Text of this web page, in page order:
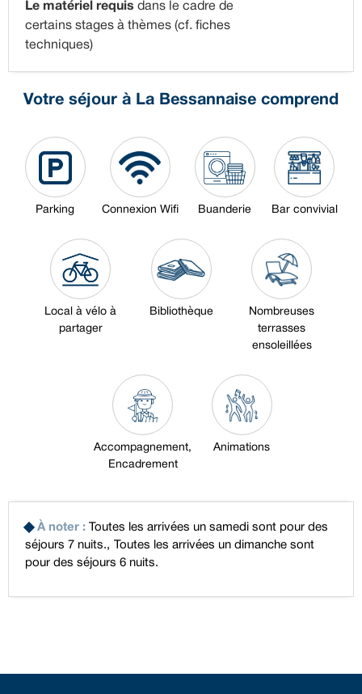
Le matériel requis dans le cadre de
certains stages à thèmes (cf. fiches
techniques)
Votre séjour à La Bessannaise comprend
Parking Connexion Wifi Buanderie Bar convivial
Local à vélo à
partager
Bibliothèque
Nombreuses
terrasses
ensoleillées
Accompagnement,
Encadrement
Animations
À noter :
Toutes les arrivées un samedi sont pour des
séjours 7 nuits.
Toutes les arrivées un dimanche sont
pour des séjours 6 nuits.